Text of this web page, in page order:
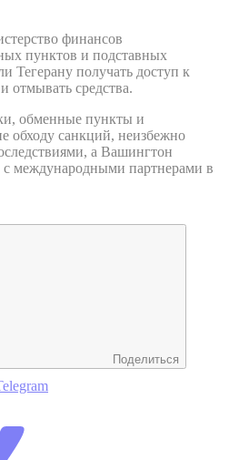
финансов
пунктов и подставных
Тегерану получать доступ к
отмывать средства.
обменные пункты и
обходу санкций, неизбежно
а Вашингтон
с международными партнерами в
Поделиться